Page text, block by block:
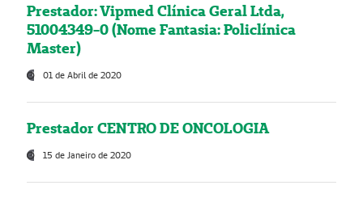
Prestador: Vipmed Clínica Geral Ltda,
51004349-0 (Nome Fantasia: Policlínica
Master)
01 de Abril de 2020
Prestador CENTRO DE ONCOLOGIA
15 de Janeiro de 2020